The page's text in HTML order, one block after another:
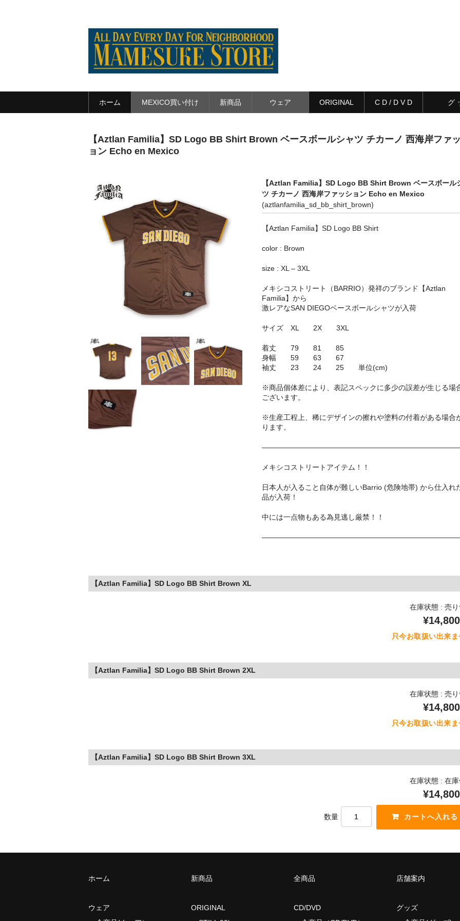
ホーム MEXICO買い付け 新商品 ウェア ORIGINAL C D / D V D グ
【Aztlan Familia】SD Logo BB Shirt Brown ベースボールシャツ チカーノ 西海岸ファ
ョン Echo en Mexico
【Aztlan Familia】SD Logo BB Shirt Brown ベースボール
ツ チカーノ 西海岸ファッション Echo en Mexico
(aztlanfamilia_sd_bb_shirt_brown)
【Aztlan Familia】SD Logo BB Shirt
color : Brown
size : XL – 3XL
メキシコストリート（BARRIO）発祥のブランド【Aztlan
Familia】から
激レアなSAN DIEGOベースボールシャツが入荷
サイズ XL 2X 3XL
着丈 79 81 85
身幅 59 63 67
袖丈 23 24 25 単位(cm)
※商品個体差により、表記スペックに多少の誤差が生じる場
ございます。
※生産工程上、稀にデザインの擦れや塗料の付着がある場合
ります。
メキシコストリートアイテム！！
日本人が入ること自体が難しいBarrio (危険地帯) から仕入れ
品が入荷！
中には一点物もある為見逃し厳禁！！
【Aztlan Familia】SD Logo BB Shirt Brown XL
在庫状態 : 売
¥14,800
只今お取扱い出来
【Aztlan Familia】SD Logo BB Shirt Brown 2XL
在庫状態 : 売
¥14,800
只今お取扱い出来
【Aztlan Familia】SD Logo BB Shirt Brown 3XL
在庫状態 : 在
¥14,800
数量
ホーム 新商品 全商品 店舗案内
ウェア
ORIGINAL
CD/DVD
グッズ